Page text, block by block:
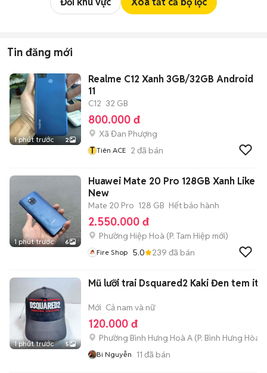
Tin đăng mới
1 phút trước 2
Realme C12 Xanh 3GB/32GB Android
11
C12 32 GB
800.000 đ
Xã Đan Phượng
T Tiên ACE 2 đã bán
1 phút trước 6
Huawei Mate 20 Pro 128GB Xanh Like
New
Mate 20 Pro 128 GB Hết bảo hành
2.550.000 đ
Phường Hiệp Hoà (P. Tam Hiệp mới)
Fire Shop 5.0 239 đã bán
1 phút trước 5
Mũ lưỡi trai Dsquared2 Kaki Đen tem
Mới Cả nam và nữ
120.000 đ
Phường Bình Hưng Hoà A (P. Bình Hưng Hòa
Bi Nguyễn 11 đã bán